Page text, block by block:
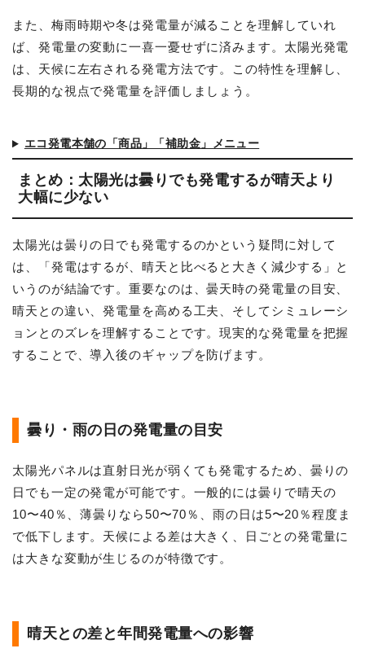
また、梅雨時期や冬は発電量が減ることを理解していれ
ば、発電量の変動に一喜一憂せずに済みます。太陽光発電
は、天候に左右される発電方法です。この特性を理解し、
長期的な視点で発電量を評価しましょう。
エコ発電本舗の「商品」「補助金」メニュー
まとめ：太陽光は曇りでも発電するが晴天より
大幅に少ない
太陽光は曇りの日でも発電するのかという疑問に対して
は、「発電はするが、晴天と比べると大きく減少する」と
いうのが結論です。重要なのは、曇天時の発電量の目安、
晴天との違い、発電量を高める工夫、そしてシミュレーシ
ョンとのズレを理解することです。現実的な発電量を把握
することで、導入後のギャップを防げます。
曇り・雨の日の発電量の目安
太陽光パネルは直射日光が弱くても発電するため、曇りの
日でも一定の発電が可能です。一般的には曇りで晴天の
10〜40％、薄曇りなら50〜70％、雨の日は5〜20％程度ま
で低下します。天候による差は大きく、日ごとの発電量に
は大きな変動が生じるのが特徴です。
晴天との差と年間発電量への影響